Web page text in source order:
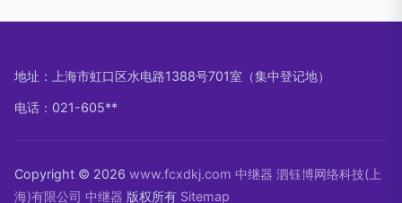
地址：上海市虹口区水电路1388号701室（集中登记地）
电话：021-605**
Copyright © 2026 www.fcxdkj.com 中继器 泗钰博网络科技(上
海)有限公司 中继器 版权所有 Sitemap